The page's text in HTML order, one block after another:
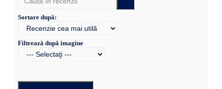
Sortare după:
Filtrează după imagine